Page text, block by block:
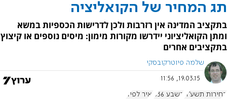
תג המחיר של הקואליציה
בתקציב המדינה אין רזרבות ולכן לדרישות הכספיות במשא
ומתן הקואליציוני יידרשו מקורות מימון: מיסים נוספים או קיצוץ
בתקציבים אחרים
שלמה פיוטרקובסקי
19.03.15, 11:56
בחירות תשע"ה בשבע 636 יאיר לפיד